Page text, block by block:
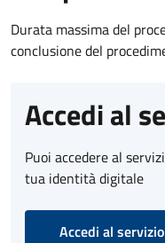
Durata massima del
conclusione del
Accedi al
Puoi accedere al
tua identità digitale
Accedi al servizio